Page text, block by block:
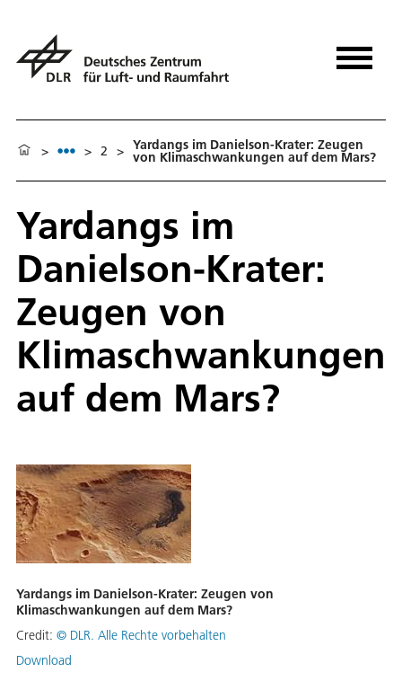
> > 2 > Yardangs im Danielson-Krater: Zeugen
von Klimaschwankungen auf dem Mars?
Yardangs im
Danielson-Krater:
Zeugen von
Klimaschwankungen
auf dem Mars?
Yardangs im Danielson-Krater: Zeugen von
Klimaschwankungen auf dem Mars?
Credit: © DLR. Alle Rechte vorbehalten
Download